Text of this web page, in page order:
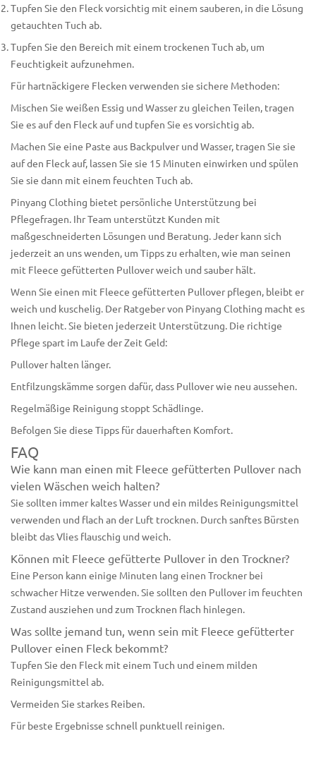
Tupfen Sie den Fleck vorsichtig mit einem sauberen, in die Lösung
getauchten Tuch ab.
Tupfen Sie den Bereich mit einem trockenen Tuch ab, um
Feuchtigkeit aufzunehmen.
Für hartnäckigere Flecken verwenden sie sichere Methoden:
Mischen Sie weißen Essig und Wasser zu gleichen Teilen, tragen
Sie es auf den Fleck auf und tupfen Sie es vorsichtig ab.
Machen Sie eine Paste aus Backpulver und Wasser, tragen Sie sie
auf den Fleck auf, lassen Sie sie 15 Minuten einwirken und spülen
Sie sie dann mit einem feuchten Tuch ab.
Pinyang Clothing bietet persönliche Unterstützung bei
Pflegefragen. Ihr Team unterstützt Kunden mit
maßgeschneiderten Lösungen und Beratung. Jeder kann sich
jederzeit an uns wenden, um Tipps zu erhalten, wie man seinen
mit Fleece gefütterten Pulloverweich und sauber hält.
Wenn Sie einen mit Fleece gefütterten Pullover pflegen, bleibt er
weich und kuschelig. Der Ratgeber von Pinyang Clothing macht es
Ihnen leicht. Sie bieten jederzeit Unterstützung. Die richtige
Pflege spart im Laufe der Zeit Geld:
Pullover halten länger.
Entfilzungskämme sorgen dafür, dass Pullover wie neu aussehen.
Regelmäßige Reinigung stoppt Schädlinge.
Befolgen Sie diese Tipps für dauerhaften Komfort.
FAQ
Wie kann man einen mit Fleece gefütterten Pullover nach
vielen Wäschen weich halten?
Sie sollten immer kaltes Wasser und ein mildes Reinigungsmittel
verwenden und flach an der Luft trocknen. Durch sanftes Bürsten
bleibt das Vlies flauschig und weich.
Können mit Fleece gefütterte Pullover in den Trockner?
Eine Person kann einige Minuten lang einen Trockner bei
schwacher Hitze verwenden. Sie sollten den Pullover im feuchten
Zustand ausziehen und zum Trocknen flach hinlegen.
Was sollte jemand tun, wenn sein mit Fleece gefütterter
Pullover einen Fleck bekommt?
Tupfen Sie den Fleck mit einem Tuch und einem milden
Reinigungsmittel ab.
Vermeiden Sie starkes Reiben.
Für beste Ergebnisse schnell punktuell reinigen.